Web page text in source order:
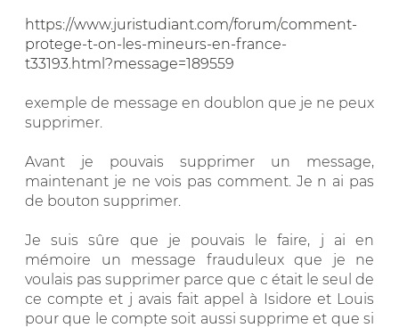
https://www.juristudiant.com/forum/comment-
protege-t-on-les-mineurs-en-france-
t33193.html?message=189559
exemple de message en doublon que je ne peux
supprimer.
Avant je pouvais supprimer un message,
maintenant je ne vois pas comment. Je n ai pas
de bouton supprimer.
Je suis sûre que je pouvais le faire, j ai en
mémoire un message frauduleux que je ne
voulais pas supprimer parce que c était le seul de
ce compte et j avais fait appel à Isidore et Louis
pour que le compte soit aussi supprime et que si